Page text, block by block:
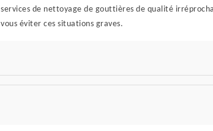
services de nettoyage de gouttières de qualité
vous éviter ces situations graves.